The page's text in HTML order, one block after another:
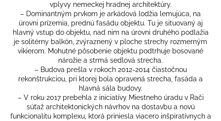
vplyvy nemeckej hradnej architektúry.
– Dominantným prvkom je arkádová lodžia lemujúca, na
úrovni prízemia, prednú fasádu objektu. Tu je situovaný aj
hlavný vstup do objektu, nad nim na úrovni druhého podlažia
je solitérny balkón, zvýraznený v ploche strechy rozmerným
vikierom. Mohutné pôsobenie objektu podtrhuje bosované
nárožie a strmá sedlová strecha.
– Budova prešla v rokoch 2012-2014 čiastočnou
rekonštrukciou, pri ktorej bola opravená strecha, fasáda a
hlavná sála budovy.
– V roku 2017 prebehla z iniciatívy Miestneho úradu v Rači
súťaž architektonických návrhov na dostavbu a novú
funkcionalitu komplexu, ktorá priniesla viacero inšpiratívnych a